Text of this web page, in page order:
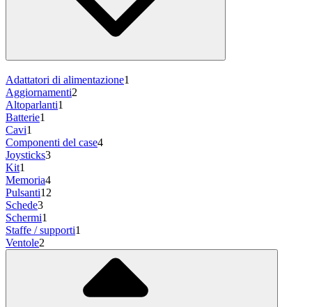
Adattatori di alimentazione1
Aggiornamenti2
Altoparlanti1
Batterie1
Cavi1
Componenti del case4
Joysticks3
Kit1
Memoria4
Pulsanti12
Schede3
Schermi1
Staffe / supporti1
Ventole2